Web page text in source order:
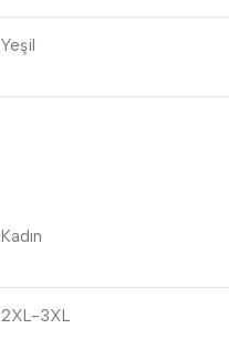
Yeşil
Kadın
2XL-3XL